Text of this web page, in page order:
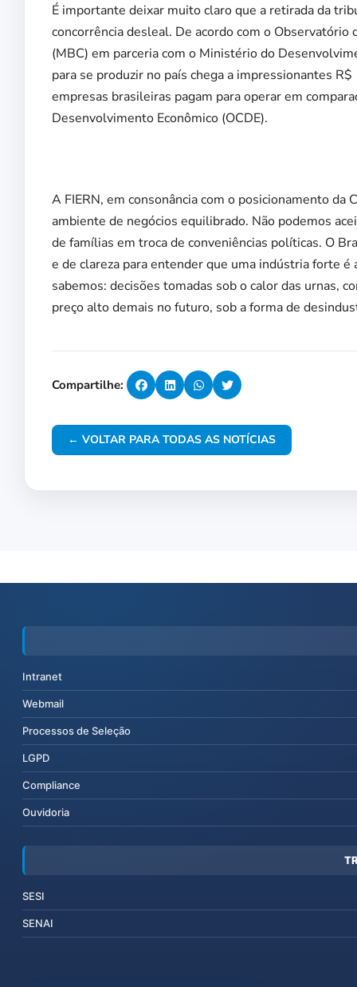
É importante deixar muito claro que a retirada da
concorrência desleal. De acordo com o
(MBC) em parceria com o Ministério do
para se produzir no país chega a impressionantes
empresas brasileiras pagam para operar em
Desenvolvimento Econômico (OCDE).
A FIERN, em consonância com o posicionamento
ambiente de negócios equilibrado. Não podemos
de famílias em troca de conveniências políticas. O
e de clareza para entender que uma indústria forte
sabemos: decisões tomadas sob o calor das urnas,
preço alto demais no futuro, sob a forma de
Compartilhe:
← VOLTAR PARA TODAS AS NOTÍCIAS
Intranet
Webmail
Processos de Seleção
LGPD
Compliance
Ouvidoria
SESI
SENAI